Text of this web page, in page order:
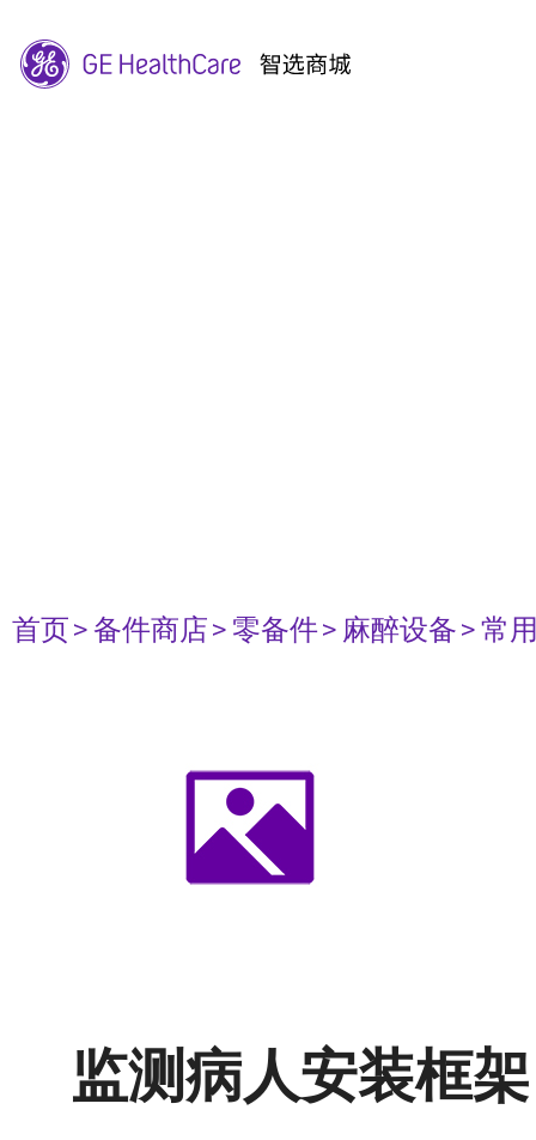
首页> 备件商店> 零备件> 麻醉设备> 常
监测病人安装框架